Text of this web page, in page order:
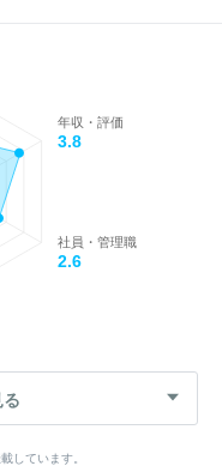
年収・評価
3.8
社員・管理職
2.6
しています。